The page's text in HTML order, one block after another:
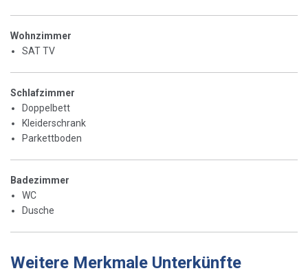
Wohnzimmer
SAT TV
Schlafzimmer
Doppelbett
Kleiderschrank
Parkettboden
Badezimmer
WC
Dusche
Weitere Merkmale Unterkünfte